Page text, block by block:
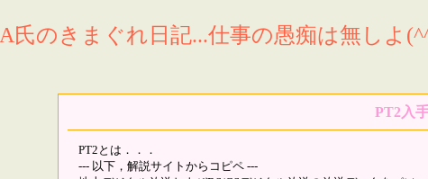
A氏のきまぐれ日記...仕事の愚痴は無しよ
PT2入
PT2とは．．．
--- 以下，解説サイトからコピペ ---